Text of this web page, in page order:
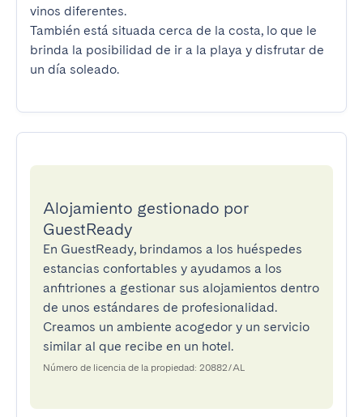
vinos diferentes.
También está situada cerca de la costa, lo que le
brinda la posibilidad de ir a la playa y disfrutar de
un día soleado.
Alojamiento gestionado por
GuestReady
En GuestReady, brindamos a los huéspedes
estancias confortables y ayudamos a los
anfitriones a gestionar sus alojamientos dentro
de unos estándares de profesionalidad.
Creamos un ambiente acogedor y un servicio
similar al que recibe en un hotel.
Número de licencia de la propiedad: 20882/AL